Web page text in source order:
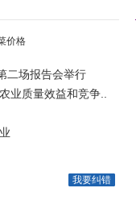
价格
二场报告会举行
业质量效益和竞争..
我要纠错